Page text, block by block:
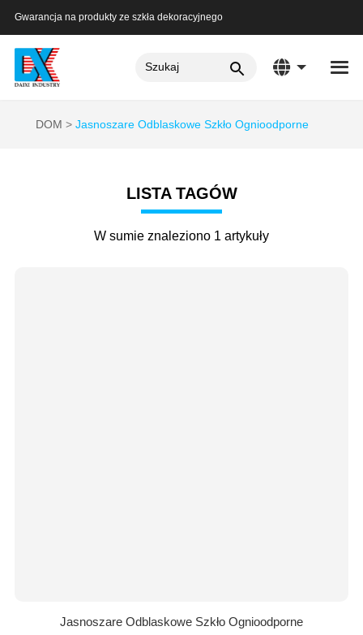
Gwarancja na produkty ze szkła dekoracyjnego
DOM Jasnoszare Odblaskowe Szkło Ognioodporne
LISTA TAGÓW
W sumie znaleziono 1 artykuły
Jasnoszare Odblaskowe Szkło Ognioodporne